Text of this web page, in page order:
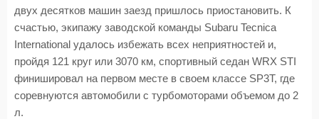
двух десятков машин заезд пришлось приостановить. К
счастью, экипажу заводской команды Subaru Tecnica
International удалось избежать всех неприятностей и,
пройдя 121 круг или 3070 км, спортивный седан WRX STI
финишировал на первом месте в своем классе SP3T, где
соревнуются автомобили с турбомоторами объемом до 2
л.